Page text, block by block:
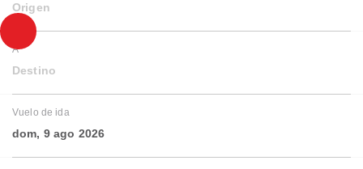
Origen
A
Destino
Vuelo de ida
dom, 9 ago 2026